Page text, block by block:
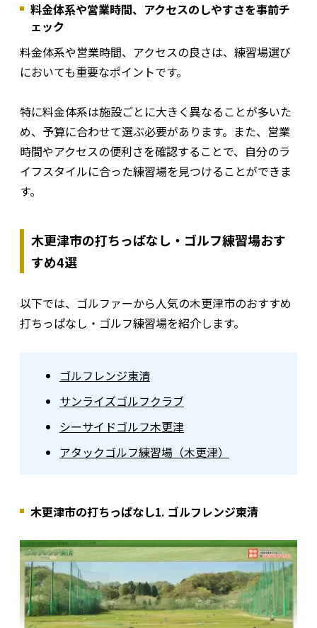
料金体系や営業時間、アクセスのしやすさを事前チ
ェック
料金体系や営業時間、アクセスの良さは、練習場選び
においても重要なポイントです。
特に料金体系は施設ごとに大きく異なることが多いた
め、予算に合わせて選ぶ必要があります。また、営業
時間やアクセスの便利さを確認することで、自分のラ
イフスタイルに合った練習場を見つけることができま
す。
木更津市の打ちっぱなし・ゴルフ練習場おす
すめ4選
以下では、ゴルファーから人気の木更津市のおすすめ
打ちっぱなし・ゴルフ練習場を紹介します。
ゴルフレンジ東清
サンライズゴルフクラブ
シーサイドゴルフ木更津
アタックゴルフ練習場（木更津）
木更津市の打ちっぱなし1. ゴルフレンジ東清